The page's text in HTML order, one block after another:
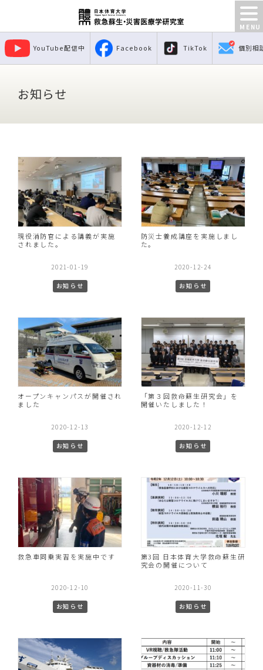
YouTube配信中 Facebook TikTok 個別相
お知らせ
現役消防官による講義が実施
されました。
2021-01-19
お知らせ
防災士養成講座を実施しまし
た。
2020-12-24
お知らせ
オープンキャンパスが開催され
ました
2020-12-13
お知らせ
「第３回救命蘇生研究会」を
開催いたしました！
2020-12-12
お知らせ
救急車同乗実習を実施中です
2020-12-10
お知らせ
第3回 日本体育大学救命蘇生研
究会の開催について
2020-11-30
お知らせ